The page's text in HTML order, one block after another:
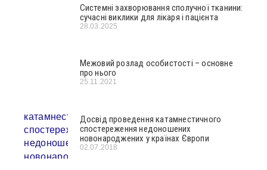
Системні захворювання сполучної тканини:
сучасні виклики для лікаря і пацієнта
28.03.2025
Межовий розлад особистості – основне
про нього
25.11.2021
Досвід проведення катамнестичного
спостереження недоношених
новонароджених у країнах Європи
02.07.2018